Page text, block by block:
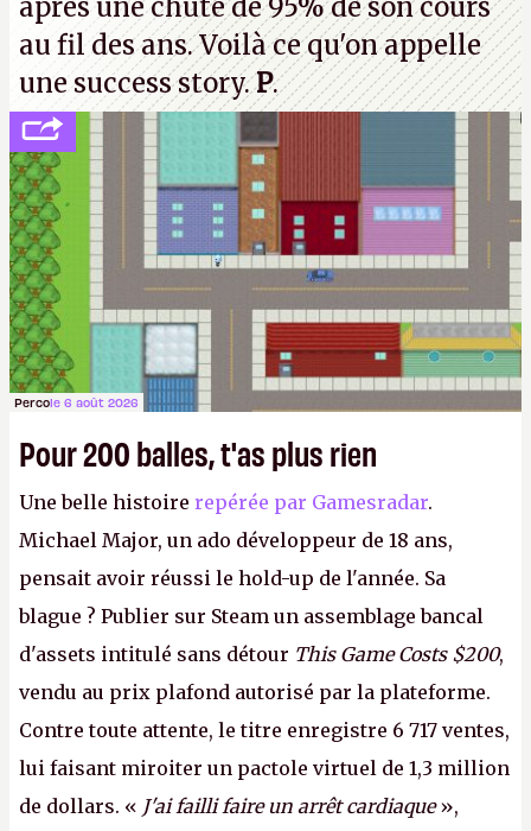
après une chute de 95% de son cours
au fil des ans. Voilà ce qu'on appelle
une success story.P.
Percole 6 août 2026
Pour 200 balles, t'as plus rien
Une belle histoire repérée par Gamesradar.
Michael Major, un ado développeur de 18 ans,
pensait avoir réussi le hold-up de l'année. Sa
blague ? Publier sur Steam un assemblage bancal
d'assets intitulé sans détour This Game Costs $200,
vendu au prix plafond autorisé par la plateforme.
Contre toute attente, le titre enregistre 6 717 ventes,
lui faisant miroiter un pactole virtuel de 1,3 million
de dollars. « J'ai failli faire un arrêt cardiaque»,